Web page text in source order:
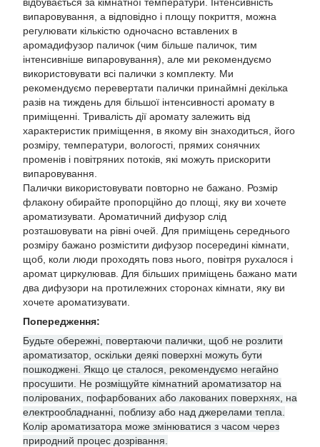
випаровування, а відповідно і площу покриття, можна
регулювати кількістю одночасно вставлених в
аромадифузор паличок (чим більше паличок, тим
інтенсивніше випаровування), але ми рекомендуємо
використовувати всі палички з комплекту. Ми
рекомендуємо перевертати палички принаймні декілька
разів на тиждень для більшої інтенсивності аромату в
приміщенні. Тривалість дії аромату залежить від
характеристик приміщення, в якому він знаходиться, його
розміру, температури, вологості, прямих сонячних
променів і повітряних потоків, які можуть прискорити
випаровування.
Палички використовувати повторно не бажано. Розмір
флакону обирайте пропорційно до площі, яку ви хочете
ароматизувати. Ароматичний дифузор слід
розташовувати на рівні очей. Для приміщень середнього
розміру бажано розмістити дифузор посередині кімнати,
щоб, коли люди проходять повз нього, повітря рухалося і
аромат циркулював. Для більших приміщень бажано мати
два дифузори на протилежних сторонах кімнати, яку ви
хочете ароматизувати.
Попередження:
Будьте обережні, повертаючи палички, щоб не розлити
ароматизатор, оскільки деякі поверхні можуть бути
пошкоджені. Якщо це сталося, рекомендуємо негайно
просушити. Не розміщуйте кімнатний ароматизатор на
полірованих, пофарбованих або лакованих поверхнях, на
електрообладнанні, поблизу або над джерелами тепла.
Колір ароматизатора може змінюватися з часом через
природний процес дозрівання.